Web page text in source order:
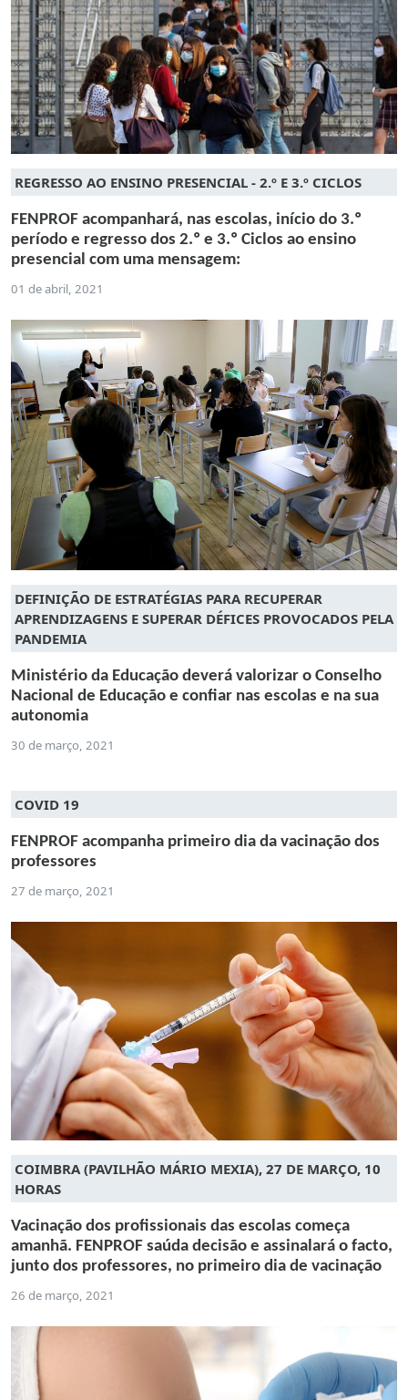
REGRESSO AO ENSINO PRESENCIAL - 2.º E 3.º CICLOS
FENPROF acompanhará, nas escolas, início do 3.º
período e regresso dos 2.º e 3.º Ciclos ao ensino
presencial com uma mensagem:
01 de abril, 2021
DEFINIÇÃO DE ESTRATÉGIAS PARA RECUPERAR
APRENDIZAGENS E SUPERAR DÉFICES PROVOCADOS PELA
PANDEMIA
Ministério da Educação deverá valorizar o Conselho
Nacional de Educação e confiar nas escolas e na sua
autonomia
30 de março, 2021
COVID 19
FENPROF acompanha primeiro dia da vacinação dos
professores
27 de março, 2021
COIMBRA (PAVILHÃO MÁRIO MEXIA), 27 DE MARÇO, 10
HORAS
Vacinação dos profissionais das escolas começa
amanhã. FENPROF saúda decisão e assinalará o facto,
junto dos professores, no primeiro dia de vacinação
26 de março, 2021